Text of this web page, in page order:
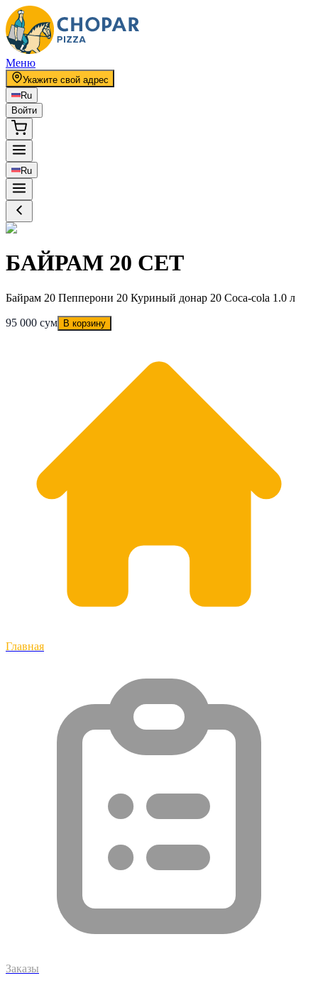
Меню
Укажите свой адрес
Ru
Войти
Ru
БАЙРАМ 20 СЕТ
Байрам 20 Пепперони 20 Куриный донар 20 Coca-cola 1.0 л
95 000 сум В корзину
Главная
Заказы